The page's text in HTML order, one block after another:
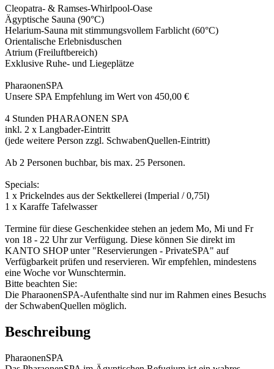
Cleopatra- & Ramses-Whirlpool-Oase
Ägyptische Sauna (90°C)
Helarium-Sauna mit stimmungsvollem Farblicht (60°C)
Orientalische Erlebnisduschen
Atrium (Freiluftbereich)
Exklusive Ruhe- und Liegeplätze
PharaonenSPA
Unsere SPA Empfehlung im Wert von 450,00 €
4 Stunden PHARAONEN SPA
inkl. 2 x Langbader-Eintritt
(jede weitere Person zzgl. SchwabenQuellen-Eintritt)
Ab 2 Personen buchbar, bis max. 25 Personen.
Specials:
1 x Prickelndes aus der Sektkellerei (Imperial / 0,75l)
1 x Karaffe Tafelwasser
Termine für diese Geschenkidee stehen an jedem Mo, Mi und Fr
von 18 - 22 Uhr zur Verfügung. Diese können Sie direkt im
KANTO SHOP unter "Reservierungen - PrivateSPA" auf
Verfügbarkeit prüfen und reservieren. Wir empfehlen, mindestens
eine Woche vor Wunschtermin.
Bitte beachten Sie:
Die PharaonenSPA-Aufenthalte sind nur im Rahmen eines Besuchs
der SchwabenQuellen möglich.
Beschreibung
PharaonenSPA